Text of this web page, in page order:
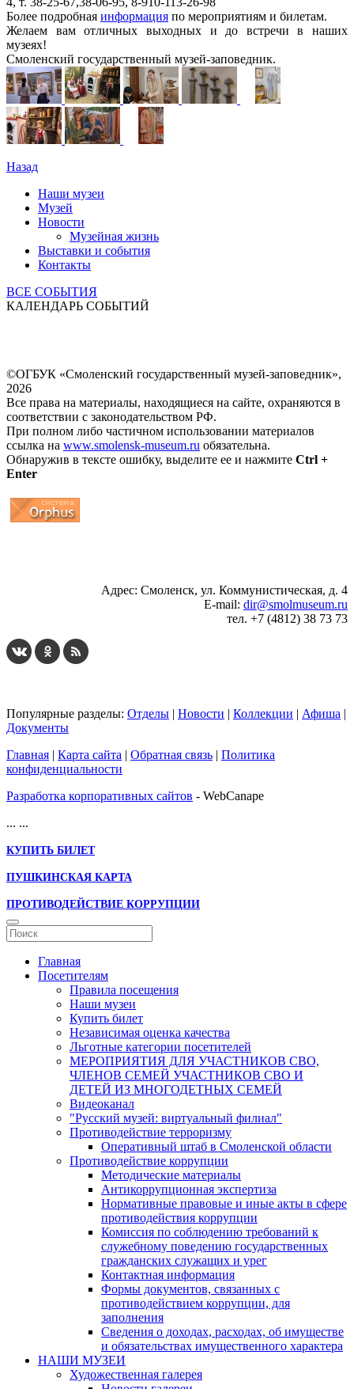
Более подробная информация по мероприятиям и билетам.
Желаем вам отличных выходных и до встречи в наших
музеях!
Смоленский государственный музей-заповедник.
Назад
Наши музеи
Музей
Новости
Музейная жизнь
Выставки и события
Контакты
ВСЕ СОБЫТИЯ
КАЛЕНДАРЬ СОБЫТИЙ
©ОГБУК «Смоленский государственный музей-заповедник»,
2026
Все права на материалы, находящиеся на сайте, охраняются в
соответствии с законодательством РФ.
При полном либо частичном использовании материалов
ссылка на www.smolensk-museum.ru обязательна.
Обнаружив в тексте ошибку, выделите ее и нажмите Ctrl +
Enter
Адрес: Смоленск, ул. Коммунистическая, д. 4
E-mail: dir@smolmuseum.ru
тел. +7 (4812) 38 73 73
Популярные разделы: Отделы | Новости | Коллекции | Афиша |
Документы
Главная | Карта сайта | Обратная связь | Политика
конфиденциальности
Разработка корпоративных сайтов - WebCanape
... ...
КУПИТЬ БИЛЕТ
ПУШКИНСКАЯ КАРТА
ПРОТИВОДЕЙСТВИЕ КОРРУПЦИИ
Главная
Посетителям
Правила посещения
Наши музеи
Купить билет
Независимая оценка качества
Льготные категории посетителей
МЕРОПРИЯТИЯ ДЛЯ УЧАСТНИКОВ СВО,
ЧЛЕНОВ СЕМЕЙ УЧАСТНИКОВ СВО И
ДЕТЕЙ ИЗ МНОГОДЕТНЫХ СЕМЕЙ
Видеоканал
"Русский музей: виртуальный филиал"
Противодействие терроризму
Оперативный штаб в Смоленской области
Противодействие коррупции
Методические материалы
Антикоррупционная экспертиза
Нормативные правовые и иные акты в сфере
противодействия коррупции
Комиссия по соблюдению требований к
служебному поведению государственных
гражданских служащих и урег
Контактная информация
Формы документов, связанных с
противодействием коррупции, для
заполнения
Сведения о доходах, расходах, об имуществе
и обязательствах имущественного характера
НАШИ МУЗЕИ
Художественная галерея